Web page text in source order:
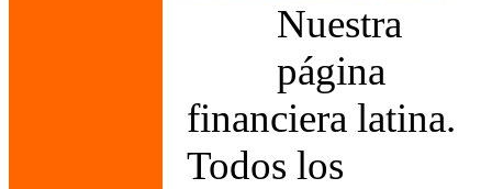
Nuestra
página
financiera latina.
Todos los